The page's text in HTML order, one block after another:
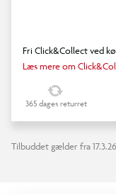
Fri Click&Collect ved
Læs mere om
365 dages returret
Tilbuddet gælder fra 17.3.26